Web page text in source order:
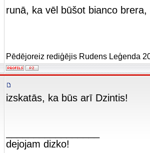
runā, ka vēl būšot bianco
Pēdējoreiz rediģējis Rudens Leģenda
izskatās, ka būs arī Dzintis!
dejojam dizko!